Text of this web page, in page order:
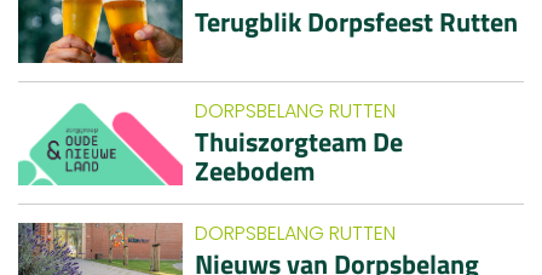
Terugblik Dorpsfeest Rutten
DORPSBELANG RUTTEN
Thuiszorgteam De
Zeebodem
DORPSBELANG RUTTEN
Nieuws van Dorpsbelang